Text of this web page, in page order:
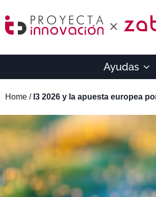
Ayudas
Home / I3 2026 y la apuesta europea